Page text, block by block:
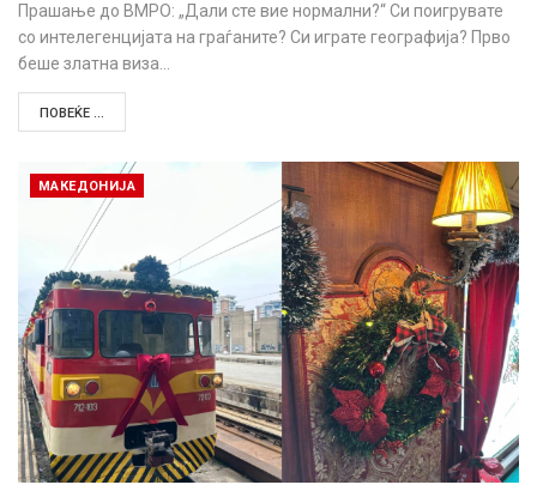
Прашање до ВМРО: „Дали сте вие нормални?“ Си поигрувате
со интелегенцијата на граѓаните? Си играте географија? Прво
беше златна виза…
ПОВЕЌЕ ...
МАКЕДОНИЈА